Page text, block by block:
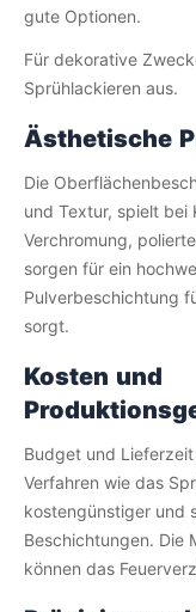
gute Optionen.
Für dekorative
Sprühlackieren aus.
Ästhetische
Die
und Textur, spielt bei
Verchromung,
sorgen für ein
Pulverbeschichtung
sorgt.
Kosten und
Budget und
Verfahren wie das
kostengünstiger und
Beschichtungen. Die
können das